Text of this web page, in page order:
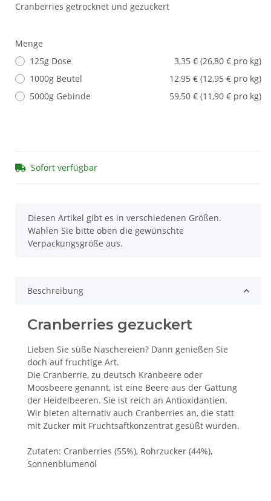
Cranberries getrocknet und gezuckert
Menge
125g Dose
3,35 € (26,80 € pro kg)
1000g Beutel
12,95 € (12,95 € pro kg)
5000g Gebinde
59,50 € (11,90 € pro kg)
Sofort verfügbar
x
Diesen Artikel gibt es in verschiedenen Größen.
Wählen Sie bitte oben die gewünschte
Verpackungsgröße aus.
Beschreibung
Cranberries gezuckert
Lieben Sie süße Naschereien? Dann genießen Sie
doch auf fruchtige Art.
Die Cranberrie, zu deutsch Kranbeere oder
Moosbeere genannt, ist eine Beere aus der Gattung
der Heidelbeeren. Sie ist reich an Antioxidantien.
Wir bieten alternativ auch Cranberries an, die statt
mit Zucker mit Fruchtsaftkonzentrat gesüßt wurden.
Zutaten: Cranberries (55%), Rohrzucker (44%),
Sonnenblumenöl